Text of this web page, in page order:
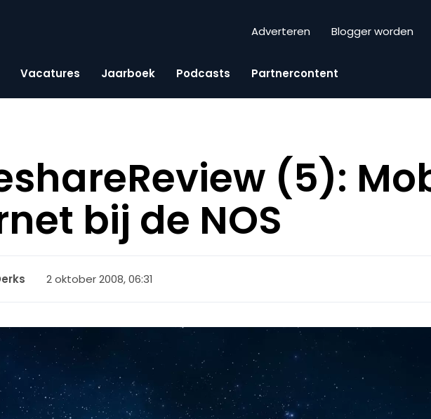
Adverteren Blogger worden
Vacatures Jaarboek Podcasts Partnercontent
(5):
bij de NOS
2 oktober 2008, 06:31